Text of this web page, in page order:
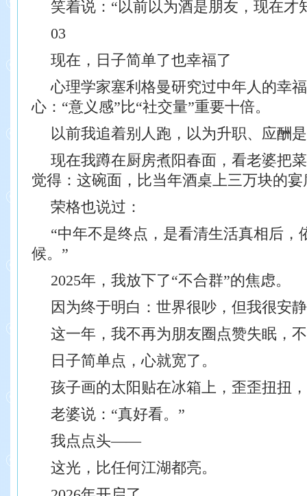
笑着说：“以前以为酒是朋友，现在才
03
现在，日子简单了也幸福了
心理学家塞利格曼研究过中年人的幸
心：“意义感”比“社交量”重要十倍。
以前我追着别人跑，以为升职、应酬
现在我蹲在厨房煮阳春面，看老婆把
觉得：这碗面，比当年酒桌上三万块的
荣格也说过：
“中年不是终点，是看清生活真相后，
候。”
2025年，我放下了“不合群”的焦虑。
因为终于明白：世界很吵，但我很安
这一年，我不再为朋友圈点赞失眠，
日子简单点，心就宽了。
孩子画的太阳贴在冰箱上，歪歪扭扭
老婆说：“真好看。”
我点点头——
这光，比任何江湖都亮。